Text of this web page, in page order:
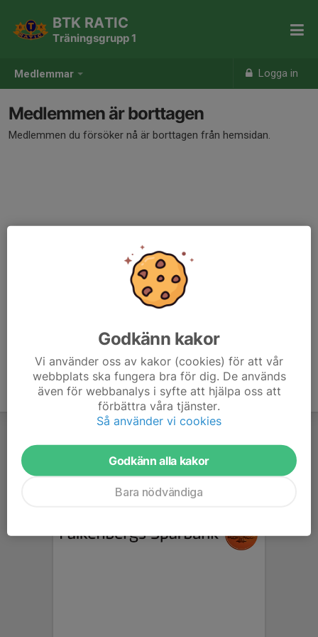
Medlemmar Logga in
BTK RATIC
Träningsgrupp 1
Medlemmen är borttagen
Medlemmen du försöker nå är borttagen från hemsidan.
Godkänn kakor
Vi använder oss av kakor (cookies) för att vår
webbplats ska fungera bra för dig. De används
även för webbanalys i syfte att hjälpa oss att
förbättra våra tjänster.
Så använder vi cookies
Godkänn alla kakor
Bara nödvändiga